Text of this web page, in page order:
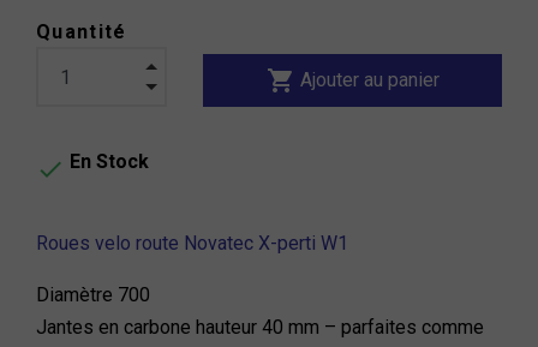
Quantité
shopping_cart Ajouter au panier
 En Stock
Roues velo route Novatec X-perti W1
Diamètre 700
Jantes en carbone hauteur 40 mm – parfaites comme